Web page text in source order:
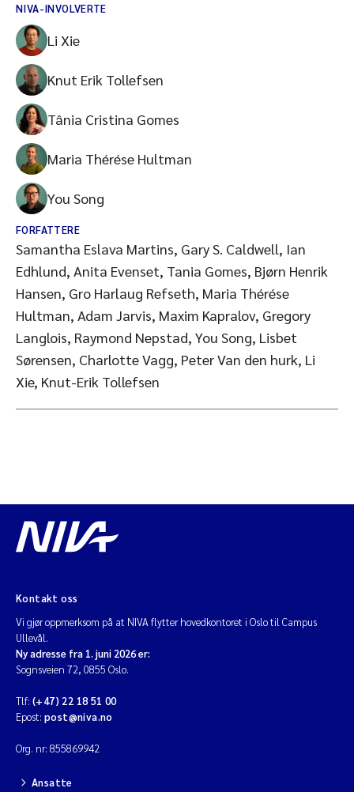
NIVA-INVOLVERTE
Li Xie
Knut Erik Tollefsen
Tânia Cristina Gomes
Maria Thérése Hultman
You Song
FORFATTERE
Samantha Eslava Martins, Gary S. Caldwell, Ian
Edhlund, Anita Evenset, Tania Gomes, Bjørn Henrik
Hansen, Gro Harlaug Refseth, Maria Thérése
Hultman, Adam Jarvis, Maxim Kapralov, Gregory
Langlois, Raymond Nepstad, You Song, Lisbet
Sørensen, Charlotte Vagg, Peter Van den hurk, Li
Xie, Knut-Erik Tollefsen
Kontakt oss
Vi gjør oppmerksom på at NIVA flytter hovedkontoret i Oslo til Campus
Ullevål.
Ny adresse fra 1. juni 2026 er:
Sognsveien 72, 0855 Oslo.
Tlf: (+47) 22 18 51 00
Epost: post@niva.no
Org. nr: 855869942
Ansatte